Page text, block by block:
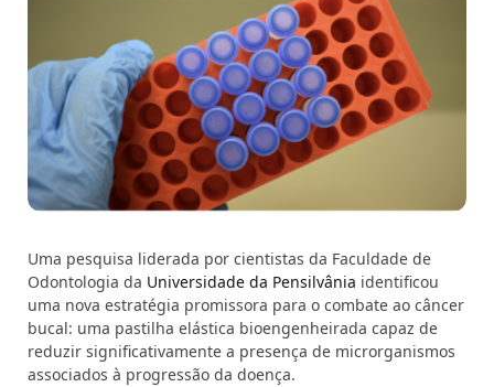
Uma pesquisa liderada por cientistas da Faculdade de
Odontologia da Universidade da Pensilvânia identificou
uma nova estratégia promissora para o combate ao câncer
bucal: uma pastilha elástica bioengenheirada capaz de
reduzir significativamente a presença de microrganismos
associados à progressão da doença.